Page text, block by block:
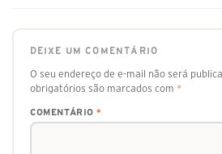
DEIXE UM COMENTÁRIO
O seu endereço de e-mail não será
obrigatórios são marcados com *
COMENTÁRIO *